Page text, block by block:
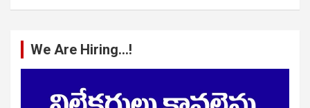
We Are Hiring…!